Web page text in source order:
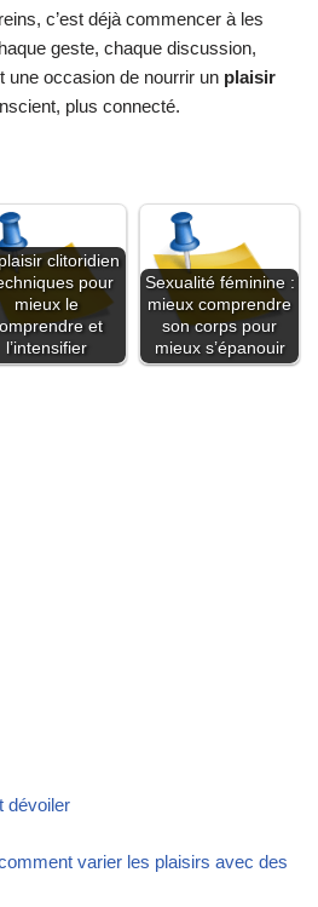
c’est déjà commencer à les
geste, chaque discussion,
une occasion de nourrir un plaisir
plus connecté.
clitoridien
pour
mieux le
et
l’intensifier
Sexualité féminine :
mieux comprendre
son corps pour
mieux s’épanouir
dévoiler
varier les plaisirs avec des